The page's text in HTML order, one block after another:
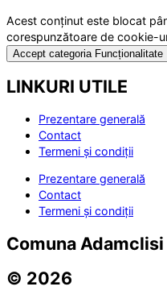
Acest conținut este blocat
corespunzătoare de cookie-
Accept categoria Funcționalitate
LINKURI UTILE
Prezentare generală
Contact
Termeni și condiții
Prezentare generală
Contact
Termeni și condiții
Comuna
© 2026